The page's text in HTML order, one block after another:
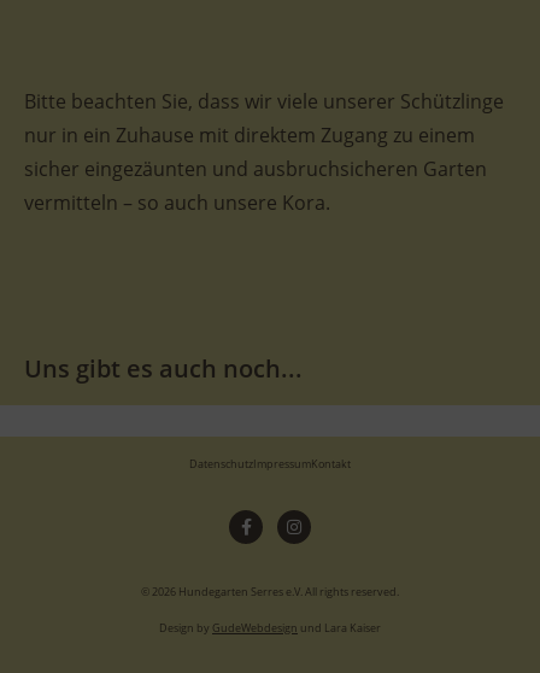
Bitte beachten Sie, dass wir viele unserer Schützlinge
nur in ein Zuhause mit direktem Zugang zu einem
sicher eingezäunten und ausbruchsicheren Garten
vermitteln – so auch unsere Kora.
Uns gibt es auch noch...
© 2026 Hundegarten Serres e.V. All rights reserved.
Design by GudeWebdesign und Lara Kaiser
DatenschutzImpressumKontakt